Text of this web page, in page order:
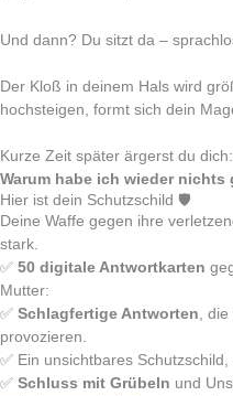
Und dann? Du sitzt da –
Der Kloß in deinem Hals wird
hochsteigen, formt sich dein
Kurze Zeit später ärgerst du dich:
Warum habe ich wieder nichts
Hier ist dein Schutzschild 🛡️
Deine Waffe gegen ihre
stark.
✅ 50 digitale Antwortkarten
Mutter:
✅ Schlagfertige Antworten ,
provozieren.
✅ Ein unsichtbares
✅ Schluss mit Grübeln und